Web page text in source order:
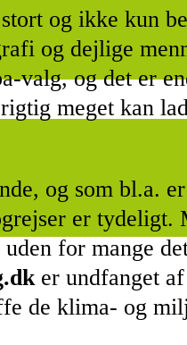
og ikke kun
og dejlige
og det er
meget kan
og som bl.a.
er tydeligt.
for mange
er undfanget
de klima- og